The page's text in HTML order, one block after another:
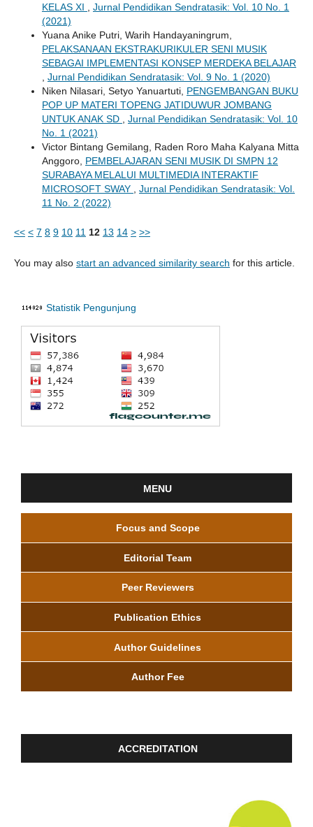
KELAS XI , Jurnal Pendidikan Sendratasik: Vol. 10 No. 1
(2021)
Yuana Anike Putri, Warih Handayaningrum,
PELAKSANAAN EKSTRAKURIKULER SENI MUSIK
SEBAGAI IMPLEMENTASI KONSEP MERDEKA BELAJAR
, Jurnal Pendidikan Sendratasik: Vol. 9 No. 1 (2020)
Niken Nilasari, Setyo Yanuartuti, PENGEMBANGAN BUKU
POP UP MATERI TOPENG JATIDUWUR JOMBANG
UNTUK ANAK SD , Jurnal Pendidikan Sendratasik: Vol. 10
No. 1 (2021)
Victor Bintang Gemilang, Raden Roro Maha Kalyana Mitta
Anggoro, PEMBELAJARAN SENI MUSIK DI SMPN 12
SURABAYA MELALUI MULTIMEDIA INTERAKTIF
MICROSOFT SWAY , Jurnal Pendidikan Sendratasik: Vol.
11 No. 2 (2022)
<< < 7 8 9 10 11 12 13 14 > >>
You may also start an advanced similarity search for this article.
Statistik Pengunjung
MENU
Focus and Scope
Editorial Team
Peer Reviewers
Publication Ethics
Author Guidelines
Author Fee
ACCREDITATION